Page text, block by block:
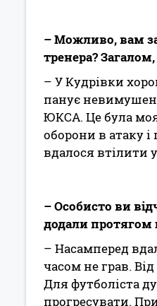
– Можливо, вам
тренера?
– У Кудрівки
панує
ЮКСА. Це була моя
оборони в атаку
вдалося втілити
– Особисто ви
додали протягом
– Насамперед
часом не грав.
Для футболіста
прогресувати.